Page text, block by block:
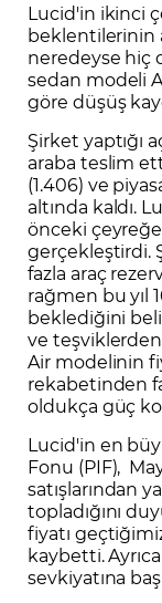
Lucid'in ikinci
beklentilerinin
neredeyse hiç
sedan modeli
göre düşüş
Şirket yaptığı
araba teslim
(1.406) ve
altında kaldı.
önceki
gerçekleştirdi.
fazla araç
rağmen bu yıl
beklediğini
ve
Air modelinin
rekabetinden
oldukça güç
Lucid'in en
Fonu (PIF),
satışlarından
topladığını
fiyatı
kaybetti.
sevkiyatına